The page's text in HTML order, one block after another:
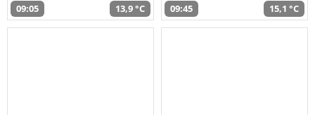
09:05 13,9 °C 09:45 15,1 °C